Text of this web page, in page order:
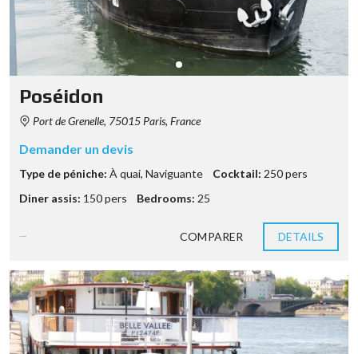
Poséidon
Port de Grenelle, 75015 Paris, France
Demander un devis
Type de péniche: À quai, Naviguante Cocktail: 250 pers
Diner assis: 150 pers Bedrooms: 25
COMPARER DETAILS